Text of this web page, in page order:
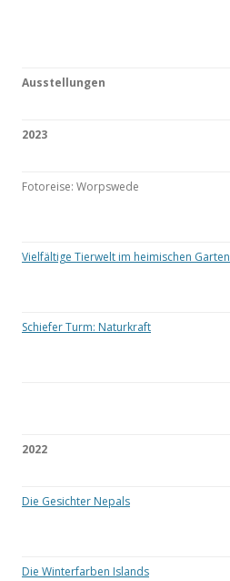
Ausstellungen
2023
Fotoreise: Worpswede
Vielfältige Tierwelt im heimischen Garten
Schiefer Turm: Naturkraft
2022
Die Gesichter Nepals
Die Winterfarben Islands